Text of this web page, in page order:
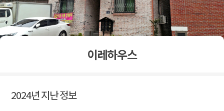
이레하우스
2024년 지난 정보